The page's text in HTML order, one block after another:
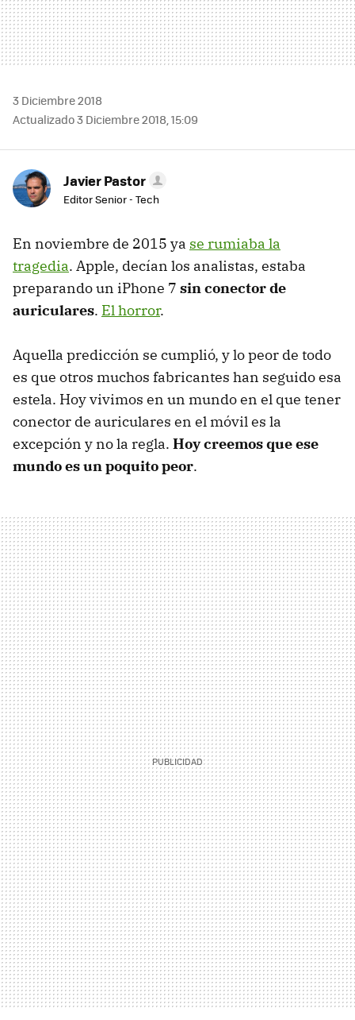
3 Diciembre 2018
Actualizado 3 Diciembre 2018, 15:09
Javier Pastor
Editor Senior - Tech
En noviembre de 2015 ya se rumiaba la
tragedia. Apple, decían los analistas, estaba
preparando un iPhone 7 sin conector de
auriculares. El horror.
Aquella predicción se cumplió, y lo peor de todo
es que otros muchos fabricantes han seguido esa
estela. Hoy vivimos en un mundo en el que tener
conector de auriculares en el móvil es la
excepción y no la regla. Hoy creemos que ese
mundo es un poquito peor.